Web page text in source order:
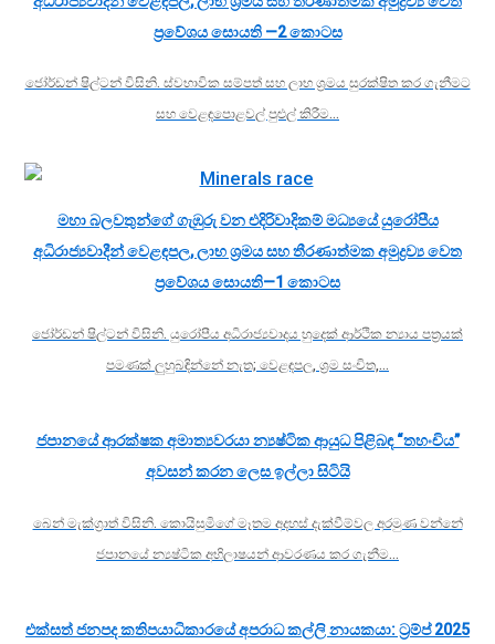
ප්‍රවේශය සොයති —2 කොටස
ජෝර්ඩන් ෂිල්ටන් විසිනි. ස්වභාවික සම්පත් සහ ලාභ ශ්‍රමය සුරක්ෂිත කර ගැනීමට
සහ වෙළඳපොළවල් පුළුල් කිරීම…
මහා බලවතුන්ගේ ගැඹුරු වන එදිරිවාදිකම් මධ්‍යයේ යුරෝපීය
අධිරාජ්‍යවාදීන් වෙළඳපල, ලාභ ශ්‍රමය සහ තීරණාත්මක අමුද්‍රව්‍ය වෙත
ප්‍රවේශය සොයති—1 කොටස
ජෝර්ඩන් ෂිල්ටන් විසිනි. යුරෝපීය අධිරාජ්‍යවාදය හුදෙක් ආර්ථික න්‍යාය පත්‍රයක්
පමණක් ලුහුබඳින්නේ නැත; වෙළඳපල, ශ්‍රම සංචිත,…
ජපානයේ ආරක්ෂක අමාත්‍යවරයා න්‍යෂ්ටික ආයුධ පිළිබඳ “තහංචිය”
අවසන් කරන ලෙස ඉල්ලා සිටියි
බෙන් මැක්ග්‍රාත් විසිනි. කොයිසුමිගේ මෑතම අදහස් දැක්වීම්වල අරමුණ වන්නේ
ජපානයේ න්‍යෂ්ටික අභිලාෂයන් ආවරණය කර ගැනීම…
එක්සත් ජනපද කතිපයාධිකාරයේ අපරාධ කල්ලි නායකයා: ට්‍රම්ප් 2025